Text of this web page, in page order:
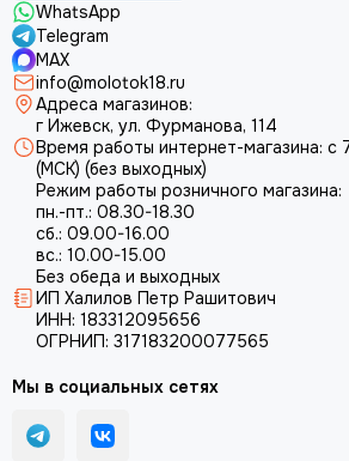
WhatsApp
Telegram
MAX
info@molotok18.ru
Адреса магазинов:
г Ижевск, ул. Фурманова, 114
Время работы интернет-магазина:
(МСК) (без выходных)
Режим работы розничного магазина:
пн.-пт.: 08.30-18.30
сб.: 09.00-16.00
вс.: 10.00-15.00
Без обеда и выходных
ИП Халилов Петр Рашитович
ИНН: 183312095656
ОГРНИП: 317183200077565
Мы в социальных сетях